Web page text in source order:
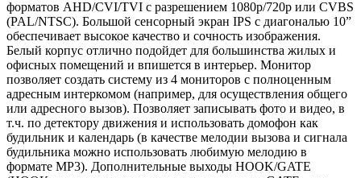
форматов AHD/CVI/TVI с разрешением 1080p/720p или CVBS
(PAL/NTSC). Большой сенсорный экран IPS с диагональю 10”
обеспечивает высокое качество и сочность изображения.
Белый корпус отлично подойдет для большинства жилых и
офисных помещений и впишется в интерьер. Монитор
позволяет создать систему из 4 мониторов с полноценным
адресным интеркомом (например, для осуществления общего
или адресного вызов). Позволяет записывать фото и видео, в
т.ч. по детектору движения и использовать домофон как
будильник и календарь (в качестве мелодии вызова и сигнала
будильника можно использовать любимую мелодию в
формате MP3). Дополнительные выходы HOOK/GATE